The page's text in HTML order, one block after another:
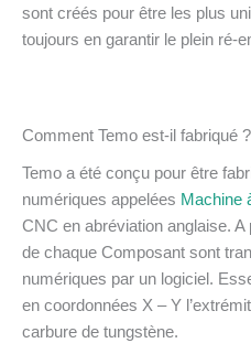
sont créés pour être les plus
toujours en garantir le plein ré-
Comment Temo est-il fabriqué ?
Temo a été conçu pour être
numériques appelées Machine
CNC en abréviation anglaise.
de chaque Composant sont
numériques par un logiciel.
en coordonnées X – Y
carbure de tungstène.